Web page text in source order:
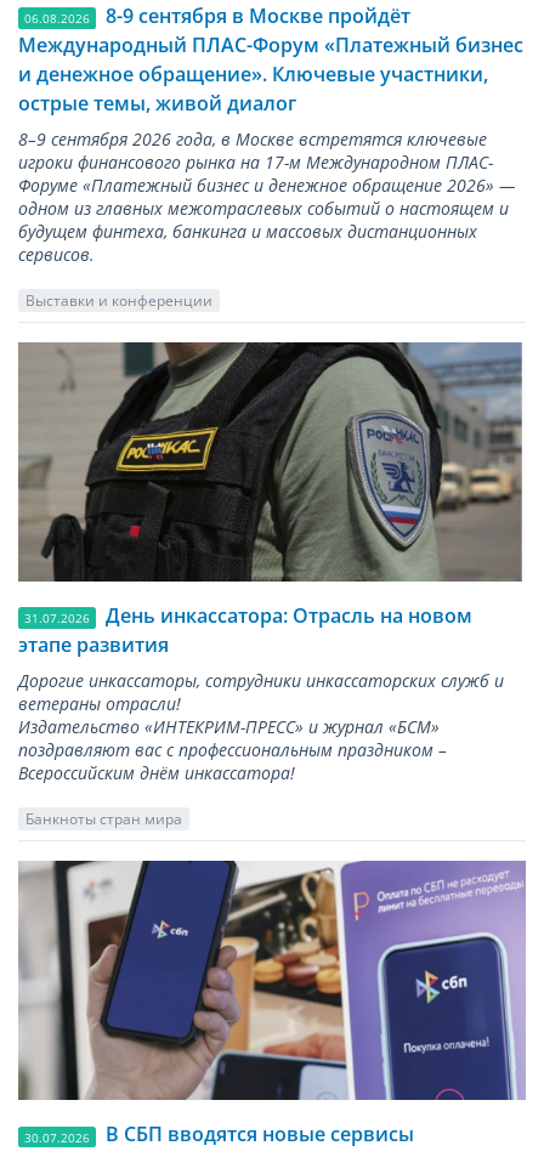
06.08.2026
8-9 сентября в Москве пройдёт
Международный ПЛАС-Форум «Платежный бизнес
и денежное обращение». Ключевые участники,
острые темы, живой диалог
8–9 сентября 2026 года, в Москве встретятся ключевые
игроки финансового рынка на 17-м Международном ПЛАС-
Форуме «Платежный бизнес и денежное обращение 2026» —
одном из главных межотраслевых событий о настоящем и
будущем финтеха, банкинга и массовых дистанционных
сервисов.
Выставки и конференции
31.07.2026
День инкассатора: Отрасль на новом
этапе развития
Дорогие инкассаторы, сотрудники инкассаторских служб и
ветераны отрасли!
Издательство «ИНТЕКРИМ-ПРЕСС» и журнал «БСМ»
поздравляют вас с профессиональным праздником –
Всероссийским днём инкассатора!
Банкноты стран мира
30.07.2026 В СБП вводятся новые сервисы